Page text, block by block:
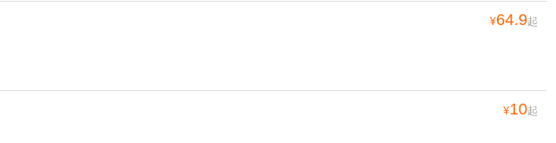
¥64.9起
¥10起